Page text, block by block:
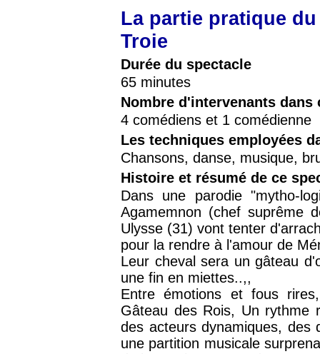
La partie pratique
Troie
Durée du spectacle
65 minutes
Nombre d'intervenants dans
4 comédiens et 1 comédienne
Les techniques employées
Chansons, danse, musique,
Histoire et résumé de ce
Dans une parodie "mytho-
Agamemnon (chef suprême
Ulysse (31) vont tenter
pour la rendre à l'amour de
Leur cheval sera un gâteau
une fin en miettes..,,
Entre émotions et fous
Gâteau des Rois, Un rythme
des acteurs dynamiques, des
une partition musicale